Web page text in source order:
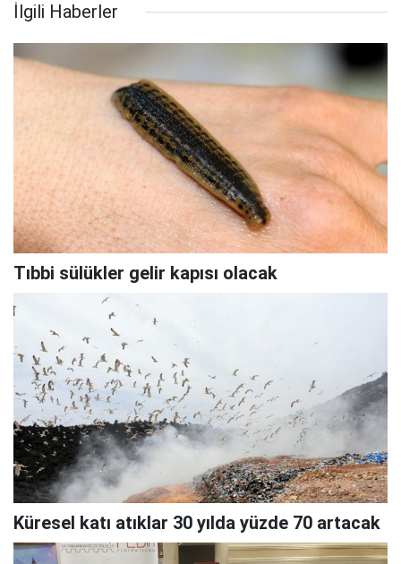
İlgili Haberler
Tıbbi sülükler gelir kapısı olacak
Küresel katı atıklar 30 yılda yüzde 70 artacak